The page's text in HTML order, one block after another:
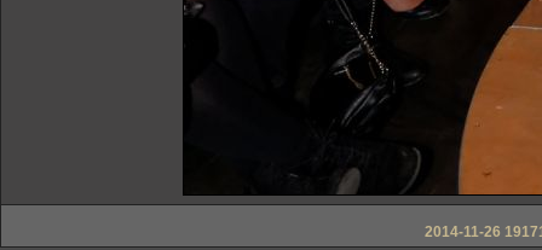
2014-11-26